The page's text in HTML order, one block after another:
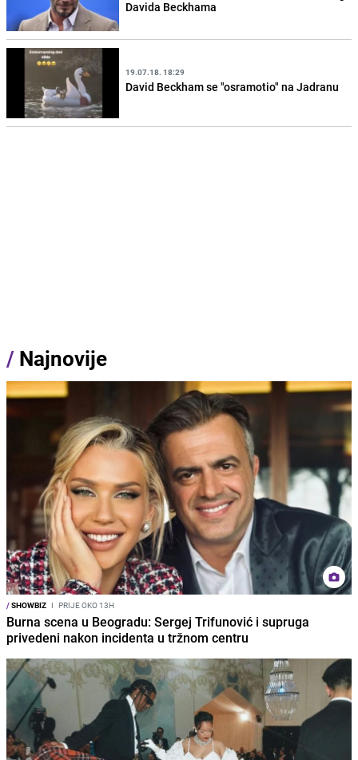
Davida Beckhama
19.07.18. 18:29
David Beckham se "osramotio" na Jadranu
/ Najnovije
/SHOWBIZ I PRIJE OKO 13H
Burna scena u Beogradu: Sergej Trifunović i supruga
privedeni nakon incidenta u tržnom centru